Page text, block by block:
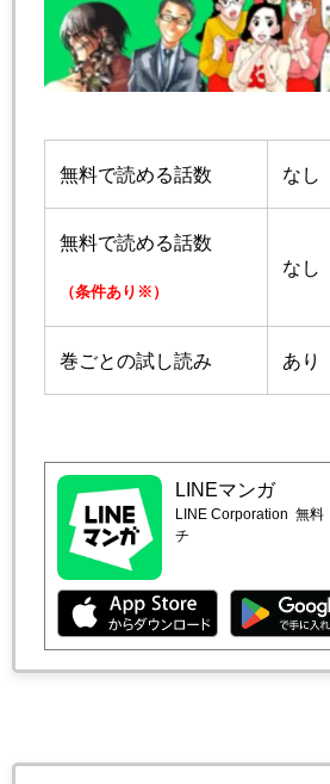
無料で読める話数 なし
無料で読める話数
（条件あり※）
なし
巻ごとの試し読み あり
LINEマンガ
LINE Corporation 無料
チ